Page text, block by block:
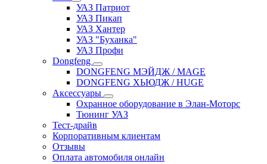
УАЗ Патриот
УАЗ Пикап
УАЗ Хантер
УАЗ "Буханка"
УАЗ Профи
Dongfeng
DONGFENG МЭЙДЖ / MAGE
DONGFENG ХЬЮДЖ / HUGE
Аксессуары
Охранное оборудование в Элан-Моторс
Тюнинг УАЗ
Тест-драйв
Корпоративным клиентам
Отзывы
Оплата автомобиля онлайн